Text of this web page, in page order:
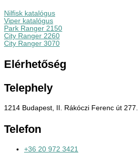
Nilfisk katalógus
Viper katalógus
Park Ranger 2150
City Ranger 2260
City Ranger 3070
Elérhetőség
Telephely
1214 Budapest, II. Rákóczi Ferenc út 277.
Telefon
+36 20 972 3421